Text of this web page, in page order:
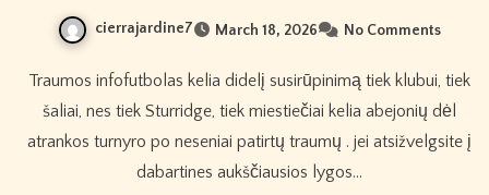
cierrajardine7 March 18, 2026 No Comments
Traumos infofutbolas kelia didelį susirūpinimą tiek klubui, tiek
šaliai, nes tiek Sturridge, tiek miestiečiai kelia abejonių dėl
atrankos turnyro po neseniai patirtų traumų . jei atsižvelgsite į
dabartines aukščiausios lygos…